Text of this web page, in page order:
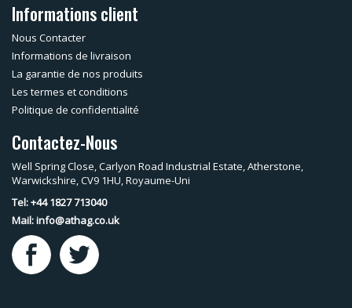
Informations client
Nous Contacter
Informations de livraison
La garantie de nos produits
Les termes et conditions
Politique de confidentialité
Contactez-Nous
Well Spring Close, Carlyon Road Industrial Estate, Atherstone,
Warwickshire, CV9 1HU, Royaume-Uni
Tel: +44 1827 713040
Mail:info@athag.co.uk